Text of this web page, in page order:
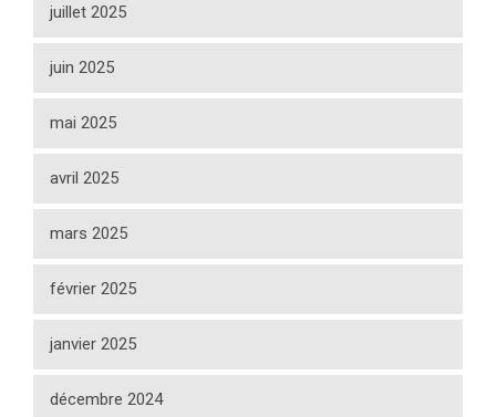
juillet 2025
juin 2025
mai 2025
avril 2025
mars 2025
février 2025
janvier 2025
décembre 2024